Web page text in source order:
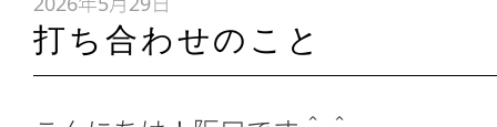
打ち合わせのこと